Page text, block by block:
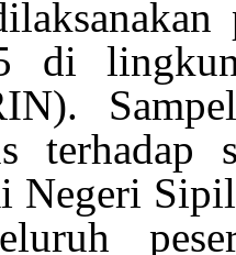
di
terhadap
Negeri